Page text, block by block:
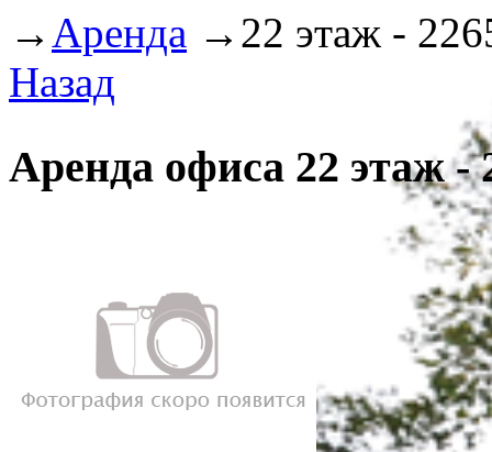
→ Аренда → 22 этаж -
Назад
Аренда офиса 22 этаж -